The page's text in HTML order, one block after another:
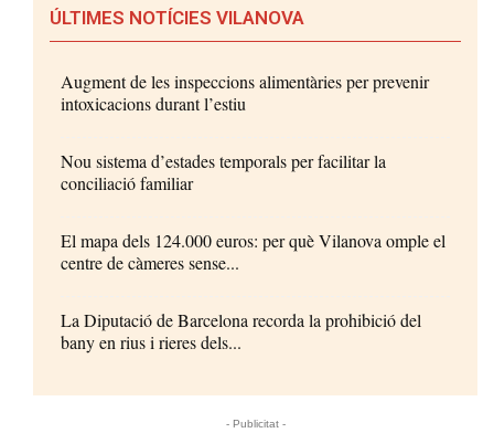
ÚLTIMES NOTÍCIES VILANOVA
Augment de les inspeccions alimentàries per prevenir
intoxicacions durant l’estiu
Nou sistema d’estades temporals per facilitar la
conciliació familiar
El mapa dels 124.000 euros: per què Vilanova omple el
centre de càmeres sense...
La Diputació de Barcelona recorda la prohibició del
bany en rius i rieres dels...
- Publicitat -